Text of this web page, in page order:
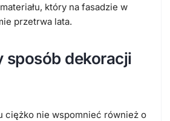
który na fasadzie w
przetrwa lata.
sposób dekoracji
ciężko nie wspomnieć również o